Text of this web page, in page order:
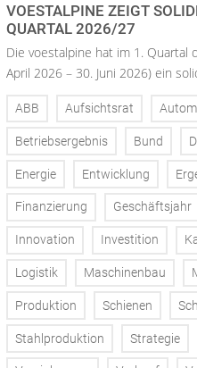
VOESTALPINE ZEIGT
QUARTAL 2026/27
Die voestalpine hat im 1. Quartal
April 2026 – 30. Juni 2026) ein
ABB Aufsichtsrat
Betriebsergebnis Bund
Energie Entwicklung
Finanzierung Geschäftsjahr
Innovation Investition
Logistik Maschinenbau
Produktion Schienen
Stahlproduktion Strategie